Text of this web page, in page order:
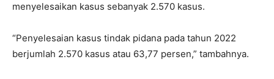
menyelesaikan kasus sebanyak 2.570 kasus.
“Penyelesaian kasus tindak pidana pada tahun 2022
berjumlah 2.570 kasus atau 63,77 persen,” tambahnya.